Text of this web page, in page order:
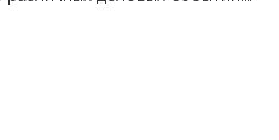
отвечающий за это,
и на что стоит обратить